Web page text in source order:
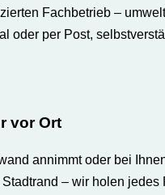
Fachbetrieb –
oder per Post,
vor Ort
annimmt oder bei
– wir holen jedes